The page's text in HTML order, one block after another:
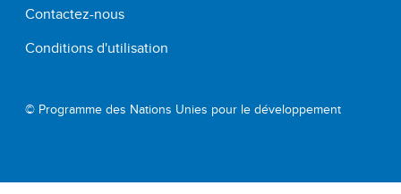
© Programme des Nations Unies pour le développement
Contactez-nous
Conditions d'utilisation